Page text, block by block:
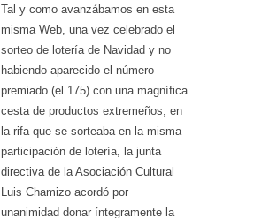
Tal y como avanzábamos en esta
misma Web, una vez celebrado el
sorteo de lotería de Navidad y no
habiendo aparecido el número
premiado (el 175) con una magnífica
cesta de productos extremeños, en
la rifa que se sorteaba en la misma
participación de lotería, la junta
directiva de la Asociación Cultural
Luis Chamizo acordó por
unanimidad donar íntegramente la